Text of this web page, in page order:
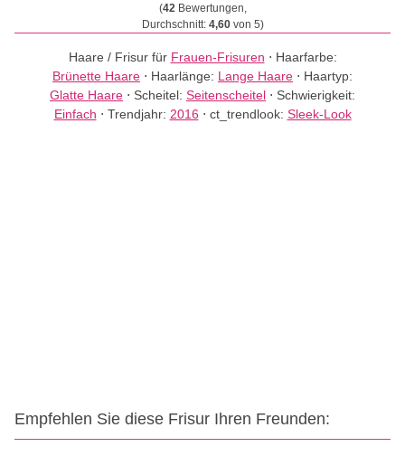
(42Bewertungen,
Durchschnitt: 4,60von 5)
Haare / Frisur für Frauen-Frisuren ⋅ Haarfarbe:
Brünette Haare ⋅ Haarlänge: Lange Haare ⋅ Haartyp:
Glatte Haare ⋅ Scheitel: Seitenscheitel ⋅ Schwierigkeit:
Einfach ⋅ Trendjahr: 2016 ⋅ ct_trendlook: Sleek-Look
Empfehlen Sie diese Frisur Ihren Freunden: